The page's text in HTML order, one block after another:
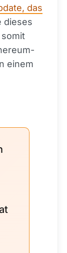
das
dieses
einem